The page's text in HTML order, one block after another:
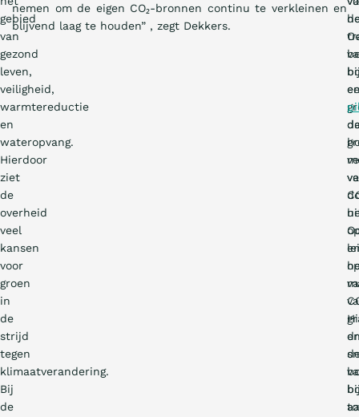
gebied
van
gezond
leven,
veiligheid,
warmtereductie
en
wateropvang.
Hierdoor
ziet
de
overheid
veel
kansen
voor
groen
in
de
strijd
tegen
klimaatverandering.
Bij
de
nemen om de eigen CO₂-bronnen continu te verkleinen en
blijvend laag te houden” , zegt Dekkers.